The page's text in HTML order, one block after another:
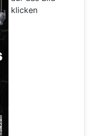
klicken